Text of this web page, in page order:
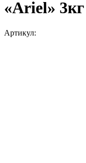
«Ariel»
Артикул: